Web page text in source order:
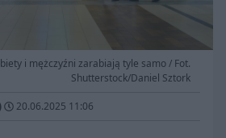
i mężczyźni zarabiają tyle samo / Fot.
Shutterstock/Daniel Sztork
20.06.2025 11:06